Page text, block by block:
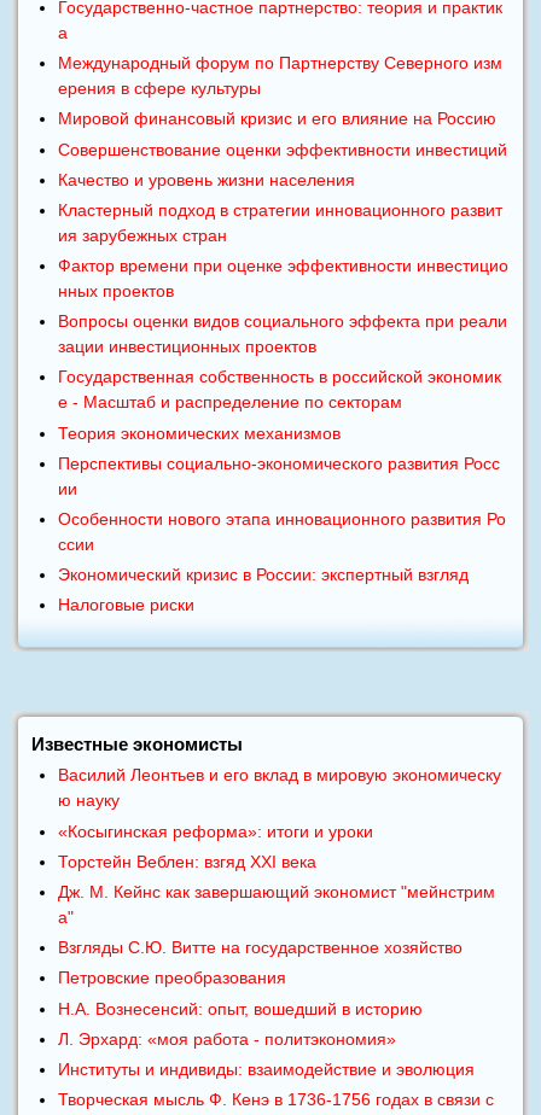
Государственно-частное партнерство: теория и практик
а
Международный форум по Партнерству Северного изм
ерения в сфере культуры
Мировой финансовый кризис и его влияние на Россию
Совершенствование оценки эффективности инвестиций
Качество и уровень жизни населения
Кластерный подход в стратегии инновационного развит
ия зарубежных стран
Фактор времени при оценке эффективности инвестицио
нных проектов
Вопросы оценки видов социального эффекта при реали
зации инвестиционных проектов
Государственная собственность в российской экономик
е - Масштаб и распределение по секторам
Теория экономических механизмов
Перспективы социально-экономического развития Росс
ии
Особенности нового этапа инновационного развития Ро
ссии
Экономический кризис в России: экспертный взгляд
Налоговые риски
Известные экономисты
Василий Леонтьев и его вклад в мировую экономическу
ю науку
«Косыгинская реформа»: итоги и уроки
Торстейн Веблен: взгяд XXI века
Дж. М. Кейнс как завершающий экономист "мейнстрим
а"
Взгляды С.Ю. Витте на государственное хозяйство
Петровские преобразования
Н.А. Вознесенсий: опыт, вошедший в историю
Л. Эрхард: «моя работа - политэкономия»
Институты и индивиды: взаимодействие и эволюция
Творческая мысль Ф. Кенэ в 1736-1756 годах в связи с